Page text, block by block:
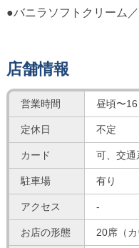
●バニラソフトクリーム
店舗情報
営業時間 昼頃〜
定休日 不定
カード 可、交通
駐車場 有り
アクセス -
お店の形態 20席（